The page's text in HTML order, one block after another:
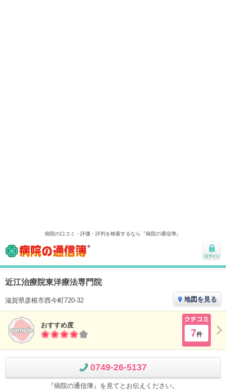
病院の口コミ・評価・評判を検索するなら『病院の通信簿』
病院の通信簿
ログ
近江治療院東洋療法専門院
滋賀県彦根市西今町720-32 地図を見る
おすすめ度
クチコ
ミ
7件
0749-26-5137
『病院の通信簿』を見てとお伝えください。